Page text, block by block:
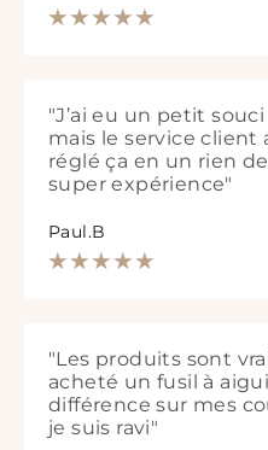
"J’ai eu un petit
mais le service client
réglé ça en un rien
super expérience"
Paul.B
"Les produits sont
acheté un fusil à
différence sur mes
je suis ravi"